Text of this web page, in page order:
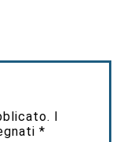
I
*